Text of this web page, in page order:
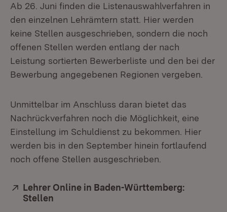
Ab 26. Juni finden die Listenauswahlverfahren in
den einzelnen Lehrämtern statt. Hier werden
keine Stellen ausgeschrieben, sondern die noch
offenen Stellen werden entlang der nach
Leistung sortierten Bewerberliste und den bei der
Bewerbung angegebenen Regionen vergeben.
Unmittelbar im Anschluss daran bietet das
Nachrückverfahren noch die Möglichkeit, eine
Einstellung im Schuldienst zu bekommen. Hier
werden bis in den September hinein fortlaufend
noch offene Stellen ausgeschrieben.
Extern:
Lehrer Online in Baden-Württemberg:
Stellen